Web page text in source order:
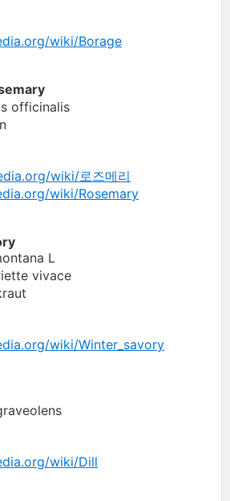
wiki/Borage
officinalis
wiki/로즈메리
wiki/Rosemary
L
vivace
wiki/Winter_savory
wiki/Dill